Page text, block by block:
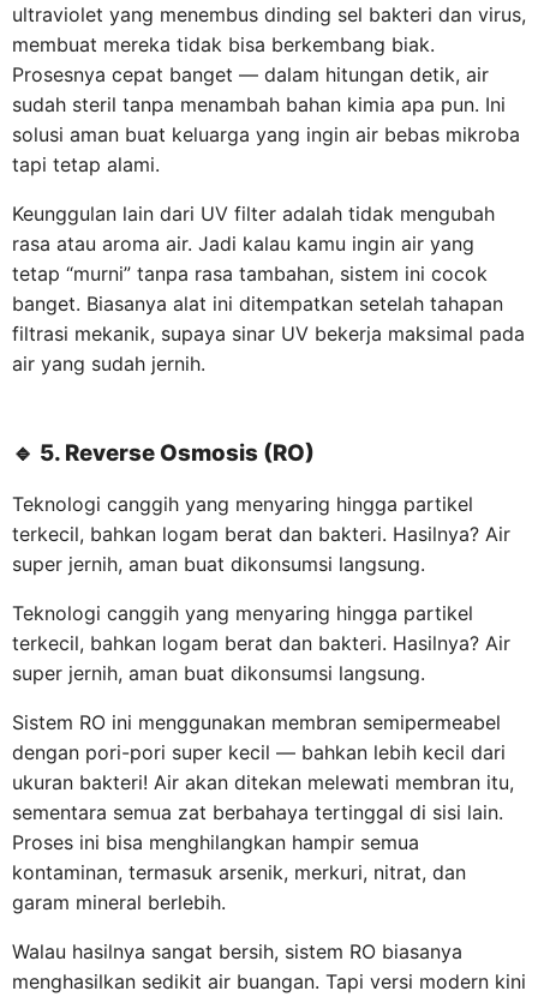
ultraviolet yang menembus dinding sel bakteri dan virus,
membuat mereka tidak bisa berkembang biak.
Prosesnya cepat banget — dalam hitungan detik, air
sudah steril tanpa menambah bahan kimia apa pun. Ini
solusi aman buat keluarga yang ingin air bebas mikroba
tapi tetap alami.
Keunggulan lain dari UV filter adalah tidak mengubah
rasa atau aroma air. Jadi kalau kamu ingin air yang
tetap “murni” tanpa rasa tambahan, sistem ini cocok
banget. Biasanya alat ini ditempatkan setelah tahapan
filtrasi mekanik, supaya sinar UV bekerja maksimal pada
air yang sudah jernih.
🔹 5. Reverse Osmosis (RO)
Teknologi canggih yang menyaring hingga partikel
terkecil, bahkan logam berat dan bakteri. Hasilnya? Air
super jernih, aman buat dikonsumsi langsung.
Teknologi canggih yang menyaring hingga partikel
terkecil, bahkan logam berat dan bakteri. Hasilnya? Air
super jernih, aman buat dikonsumsi langsung.
Sistem RO ini menggunakan membran semipermeabel
dengan pori-pori super kecil — bahkan lebih kecil dari
ukuran bakteri! Air akan ditekan melewati membran itu,
sementara semua zat berbahaya tertinggal di sisi lain.
Proses ini bisa menghilangkan hampir semua
kontaminan, termasuk arsenik, merkuri, nitrat, dan
garam mineral berlebih.
Walau hasilnya sangat bersih, sistem RO biasanya
menghasilkan sedikit air buangan. Tapi versi modern kini